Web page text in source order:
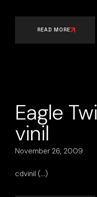
READ MORE
Eagle
vinil
November 26, 2009
cdvinil